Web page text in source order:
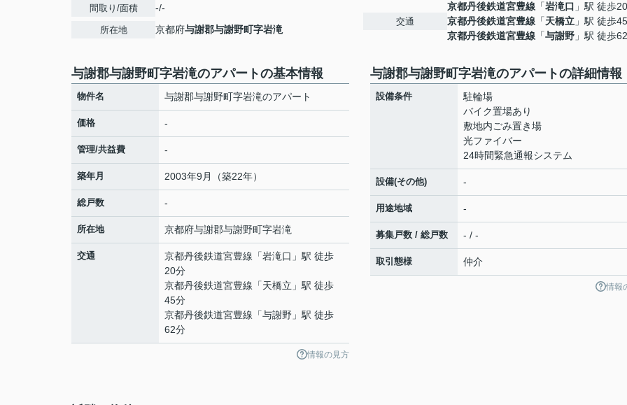
間取り/面積 -/-
所在地 京都府与謝郡与謝野町字岩滝
交通
京都丹後鉄道宮豊線 「岩滝口 」駅 徒歩
京都丹後鉄道宮豊線 「天橋立 」駅 徒歩
京都丹後鉄道宮豊線 「与謝野 」駅 徒歩
与謝郡与謝野町字岩滝のアパートの基本情報
物件名 与謝郡与謝野町字岩滝のアパート
価格 -
管理/共益費 -
築年月 2003年9月（築22年）
総戸数 -
所在地 京都府与謝郡与謝野町字岩滝
交通 京都丹後鉄道宮豊線 「岩滝口 」駅 徒歩
20分
京都丹後鉄道宮豊線 「天橋立 」駅 徒歩
45分
京都丹後鉄道宮豊線 「与謝野 」駅 徒歩
62分
情報の見方
与謝郡与謝野町字岩滝のアパートの詳細情報
設備条件
駐輪場
バイク置場あり
敷地内ごみ置き場
光ファイバー
24時間緊急通報システム
設備(その他) -
用途地域 -
募集戸数 / 総戸数 - / -
取引態様 仲介
情報